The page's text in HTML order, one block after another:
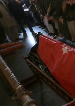
PODCAST
NEWSLETTER
I MIEI PREFERITI